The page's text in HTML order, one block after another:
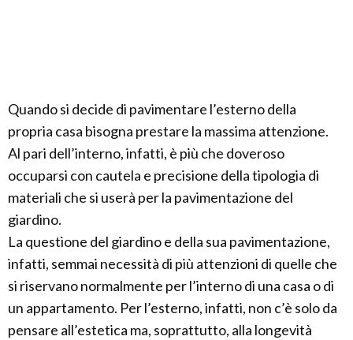
Quando si decide di pavimentare l’esterno della
propria casa bisogna prestare la massima attenzione.
Al pari dell’interno, infatti, è più che doveroso
occuparsi con cautela e precisione della tipologia di
materiali che si userà per la pavimentazione del
giardino.
La questione del giardino e della sua pavimentazione,
infatti, semmai necessità di più attenzioni di quelle che
si riservano normalmente per l’interno di una casa o di
un appartamento. Per l’esterno, infatti, non c’è solo da
pensare all’estetica ma, soprattutto, alla longevità